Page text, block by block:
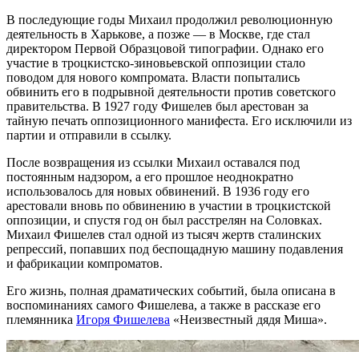
В последующие годы Михаил продолжил революционную
деятельность в Харькове, а позже — в Москве, где стал
директором Первой Образцовой типографии. Однако его
участие в троцкистско-зиновьевской оппозиции стало
поводом для нового компромата. Власти попытались
обвинить его в подрывной деятельности против советского
правительства. В 1927 году Фишелев был арестован за
тайную печать оппозиционного манифеста. Его исключили из
партии и отправили в ссылку.
После возвращения из ссылки Михаил оставался под
постоянным надзором, а его прошлое неоднократно
использовалось для новых обвинений. В 1936 году его
арестовали вновь по обвинению в участии в троцкистской
оппозиции, и спустя год он был расстрелян на Соловках.
Михаил Фишелев стал одной из тысяч жертв сталинских
репрессий, попавших под беспощадную машину подавления
и фабрикации компроматов.
Его жизнь, полная драматических событий, была описана в
воспоминаниях самого Фишелева, а также в рассказе его
племянника Игоря Фишелева «Неизвестный дядя Миша».